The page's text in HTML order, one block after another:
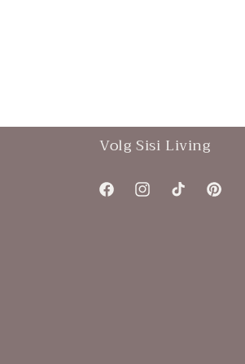
Volg Sisi Living
FacebookInstagramTikTok Pinterest